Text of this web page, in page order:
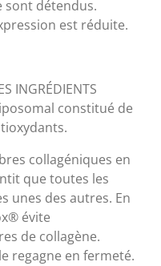
sont détendus.
est réduite.
INGRÉDIENTS
constitué de
collagéniques en
que toutes les
unes des autres. En
évite
de collagène.
regagne en fermeté.